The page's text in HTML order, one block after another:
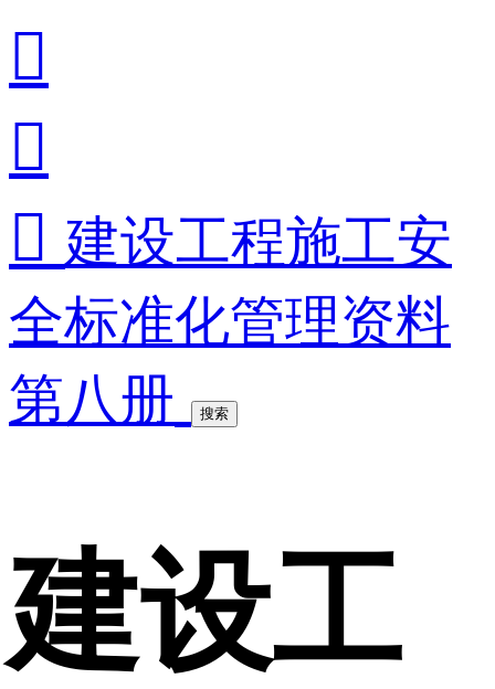


 建设工程施工安
全标准化管理资料
第八册
搜索
建设工